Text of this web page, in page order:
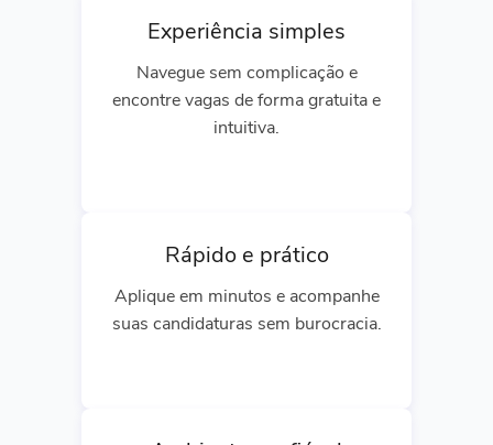
Experiência simples
Navegue sem complicação e
encontre vagas de forma gratuita e
intuitiva.
Rápido e prático
Aplique em minutos e acompanhe
suas candidaturas sem burocracia.